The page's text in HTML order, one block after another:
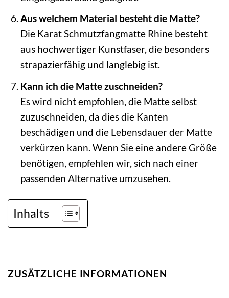
Aus welchem Material besteht die Matte?
Die Karat Schmutzfangmatte Rhine besteht
aus hochwertiger Kunstfaser, die besonders
strapazierfähig und langlebig ist.
Kann ich die Matte zuschneiden?
Es wird nicht empfohlen, die Matte selbst
zuzuschneiden, da dies die Kanten
beschädigen und die Lebensdauer der Matte
verkürzen kann. Wenn Sie eine andere Größe
benötigen, empfehlen wir, sich nach einer
passenden Alternative umzusehen.
Inhalts
ZUSÄTZLICHE INFORMATIONEN